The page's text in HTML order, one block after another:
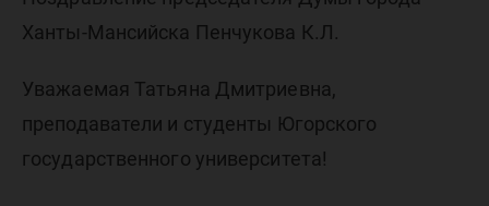
Ханты-Мансийска Пенчукова К.Л.
Уважаемая Татьяна Дмитриевна,
преподаватели и студенты Югорского
государственного университета!